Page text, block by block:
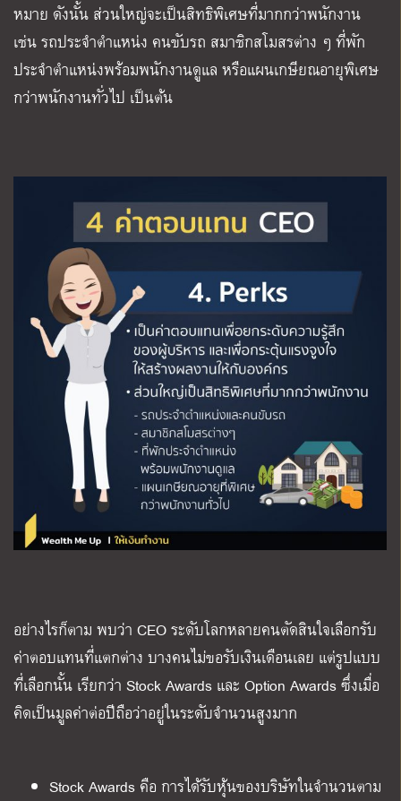
หมาย ดังนั้น ส่วนใหญ่จะเป็นสิทธิพิเศษที่มากกว่าพนักงาน
เช่น รถประจำตำแหน่ง คนขับรถ สมาชิกสโมสรต่าง ๆ ที่พัก
ประจำตำแหน่งพร้อมพนักงานดูแล หรือแผนเกษียณอายุพิเศษ
กว่าพนักงานทั่วไป เป็นต้น
อย่างไรก็ตาม พบว่า CEO ระดับโลกหลายคนตัดสินใจเลือกรับ
ค่าตอบแทนที่แตกต่าง บางคนไม่ขอรับเงินเดือนเลย แต่รูปแบบ
ที่เลือกนั้น เรียกว่า Stock Awards และ Option Awards ซึ่งเมื่อ
คิดเป็นมูลค่าต่อปีถือว่าอยู่ในระดับจำนวนสูงมาก
Stock Awards คือ การได้รับหุ้นของบริษัทในจำนวนตาม